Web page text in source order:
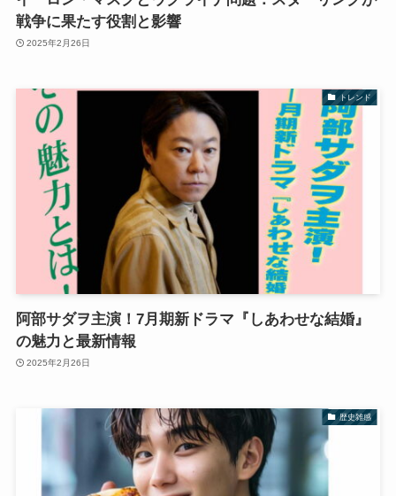
戦争に果たす役割と影響
2025年2月26日
トレンド
阿部サダヲ主演！7月期新ドラマ『しあわせな結婚』
の魅力と最新情報
2025年2月26日
歴史雑感